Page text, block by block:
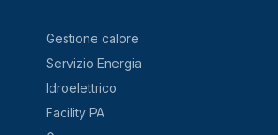
Gestione calore
Servizio Energia
Idroelettrico
Facility PA